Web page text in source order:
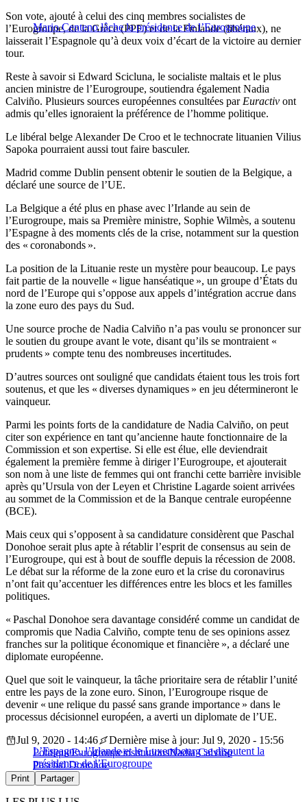
Mario Centeno lâche la présidence de l’Eurogroupe
Son vote, ajouté à celui des cinq membres socialistes de
l’Eurogroupe, de la Grèce (PPE) et de la Finlande (libéraux), ne
laisserait l’Espagnole qu’à deux voix d’écart de la victoire au dernier
tour.
Reste à savoir si Edward Scicluna, le socialiste maltais et le plus
ancien ministre de l’Eurogroupe, soutiendra également Nadia
Calviño. Plusieurs sources européennes consultées par Euractiv ont
admis qu’elles ignoraient la préférence de l’homme politique.
Le libéral belge Alexander De Croo et le technocrate lituanien Vilius
Sapoka pourraient aussi tout faire basculer.
Madrid comme Dublin pensent obtenir le soutien de la Belgique, a
déclaré une source de l’UE.
La Belgique a été plus en phase avec l’Irlande au sein de
l’Eurogroupe, mais sa Première ministre, Sophie Wilmès, a soutenu
l’Espagne à des moments clés de la crise, notamment sur la question
des « coronabonds ».
La position de la Lituanie reste un mystère pour beaucoup. Le pays
fait partie de la nouvelle « ligue hanséatique », un groupe d’États du
nord de l’Europe qui s’oppose aux appels d’intégration accrue dans
la zone euro des pays du Sud.
Une source proche de Nadia Calviño n’a pas voulu se prononcer sur
le soutien du groupe avant le vote, disant qu’ils se montraient «
prudents » compte tenu des nombreuses incertitudes.
D’autres sources ont souligné que candidats étaient tous les trois fort
soutenus, et que les « diverses dynamiques » en jeu détermineront le
vainqueur.
Parmi les points forts de la candidature de Nadia Calviño, on peut
citer son expérience en tant qu’ancienne haute fonctionnaire de la
Commission et son expertise. Si elle est élue, elle deviendrait
également la première femme à diriger l’Eurogroupe, et ajouterait
son nom à une liste de femmes qui ont franchi cette barrière invisible
après qu’Ursula von der Leyen et Christine Lagarde soient arrivées
au sommet de la Commission et de la Banque centrale européenne
(BCE).
Mais ceux qui s’opposent à sa candidature considèrent que Paschal
Donohoe serait plus apte à rétablir l’esprit de consensus au sein de
l’Eurogroupe, qui est à bout de souffle depuis la récession de 2008.
Le débat sur la réforme de la zone euro et la crise du coronavirus
n’ont fait qu’accentuer les différences entre les blocs et les familles
politiques.
« Paschal Donohoe sera davantage considéré comme un candidat de
compromis que Nadia Calviño, compte tenu de ses opinions assez
franches sur la politique économique et financière », a déclaré une
diplomate européenne.
Quel que soit le vainqueur, la tâche prioritaire sera de rétablir l’unité
entre les pays de la zone euro. Sinon, l’Eurogroupe risque de
devenir « une relique du passé sans grande importance » dans le
processus décisionnel européen, a averti un diplomate de l’UE.
L’Espagne, l’Irlande et le Luxembourg se disputent la
présidence de l’Eurogroupe
Jul 9, 2020 - 14:46
Dernière mise à jour: Jul 9, 2020 - 15:56
PolitiqueEurogroupeinstitutionsNadia Calviño
Paschal Donohoe
Print Partager